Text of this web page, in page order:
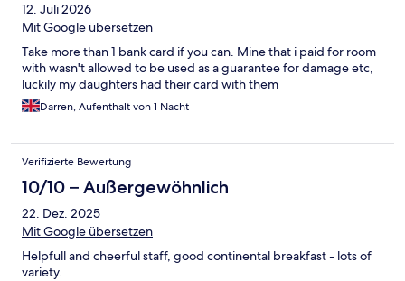
12. Juli 2026
Mit Google übersetzen
Take more than 1 bank card if you can. Mine that i paid for room
with wasn't allowed to be used as a guarantee for damage etc,
luckily my daughters had their card with them
Darren, Aufenthalt von 1 Nacht
Verifizierte Bewertung
10/10 – Außergewöhnlich
22. Dez. 2025
Mit Google übersetzen
Helpfull and cheerful staff, good continental breakfast - lots of
variety.